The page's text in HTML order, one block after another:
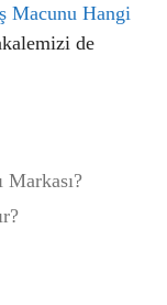
Macunu Hangi
de